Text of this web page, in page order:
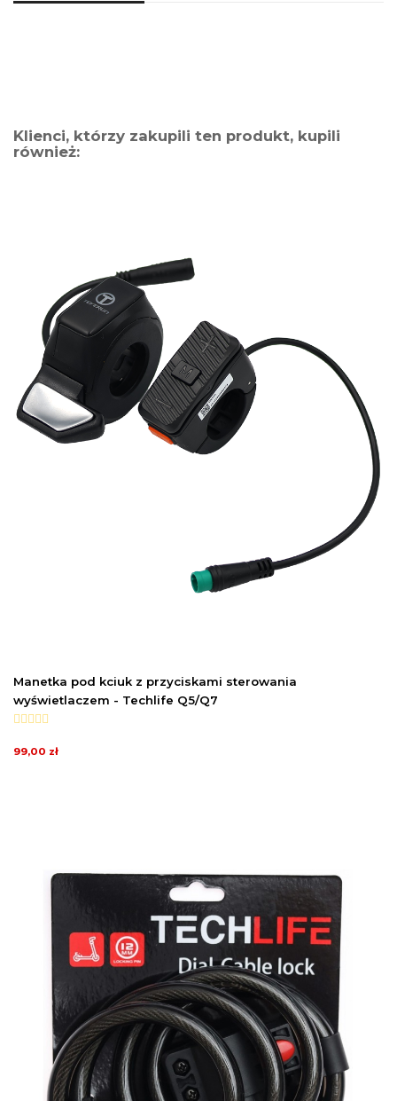
Klienci, którzy zakupili ten produkt, kupili
również:
Manetka pod kciuk z przyciskami sterowania
wyświetlaczem - Techlife Q5/Q7
99,00 zł